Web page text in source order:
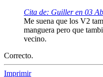
Cita de: Guiller en 03
Me suena que los V2
manguera pero que
vecino.
Correcto.
Imprimir